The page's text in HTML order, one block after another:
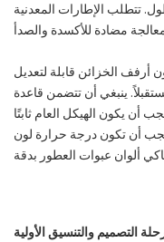
تتطلب الإطارات المعدنية
أرفف الخزائن قابلة لتعديل
ينبغي أن تتضمن قاعدة
يكون الهيكل العام ثابتًا
يجب أن تكون درجة حرارة لون
التصميم والتنسيق الأولية